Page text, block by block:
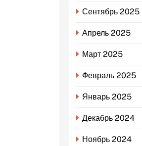
Сентябрь 2025
Апрель 2025
Март 2025
Февраль 2025
Январь 2025
Декабрь 2024
Ноябрь 2024